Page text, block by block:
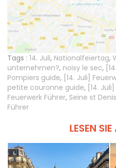
Tags : 14. Juli, Nationalfeiertag,
unternehmen?, noisy le sec,
Pompiers guide, [14. Juli]
petite couronne guide, [14.
Feuerwerk Führer, Seine st Denis
Führer
LESEN